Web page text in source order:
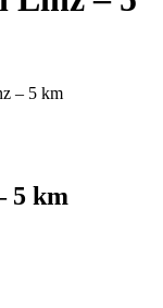
– 5 km
5 km